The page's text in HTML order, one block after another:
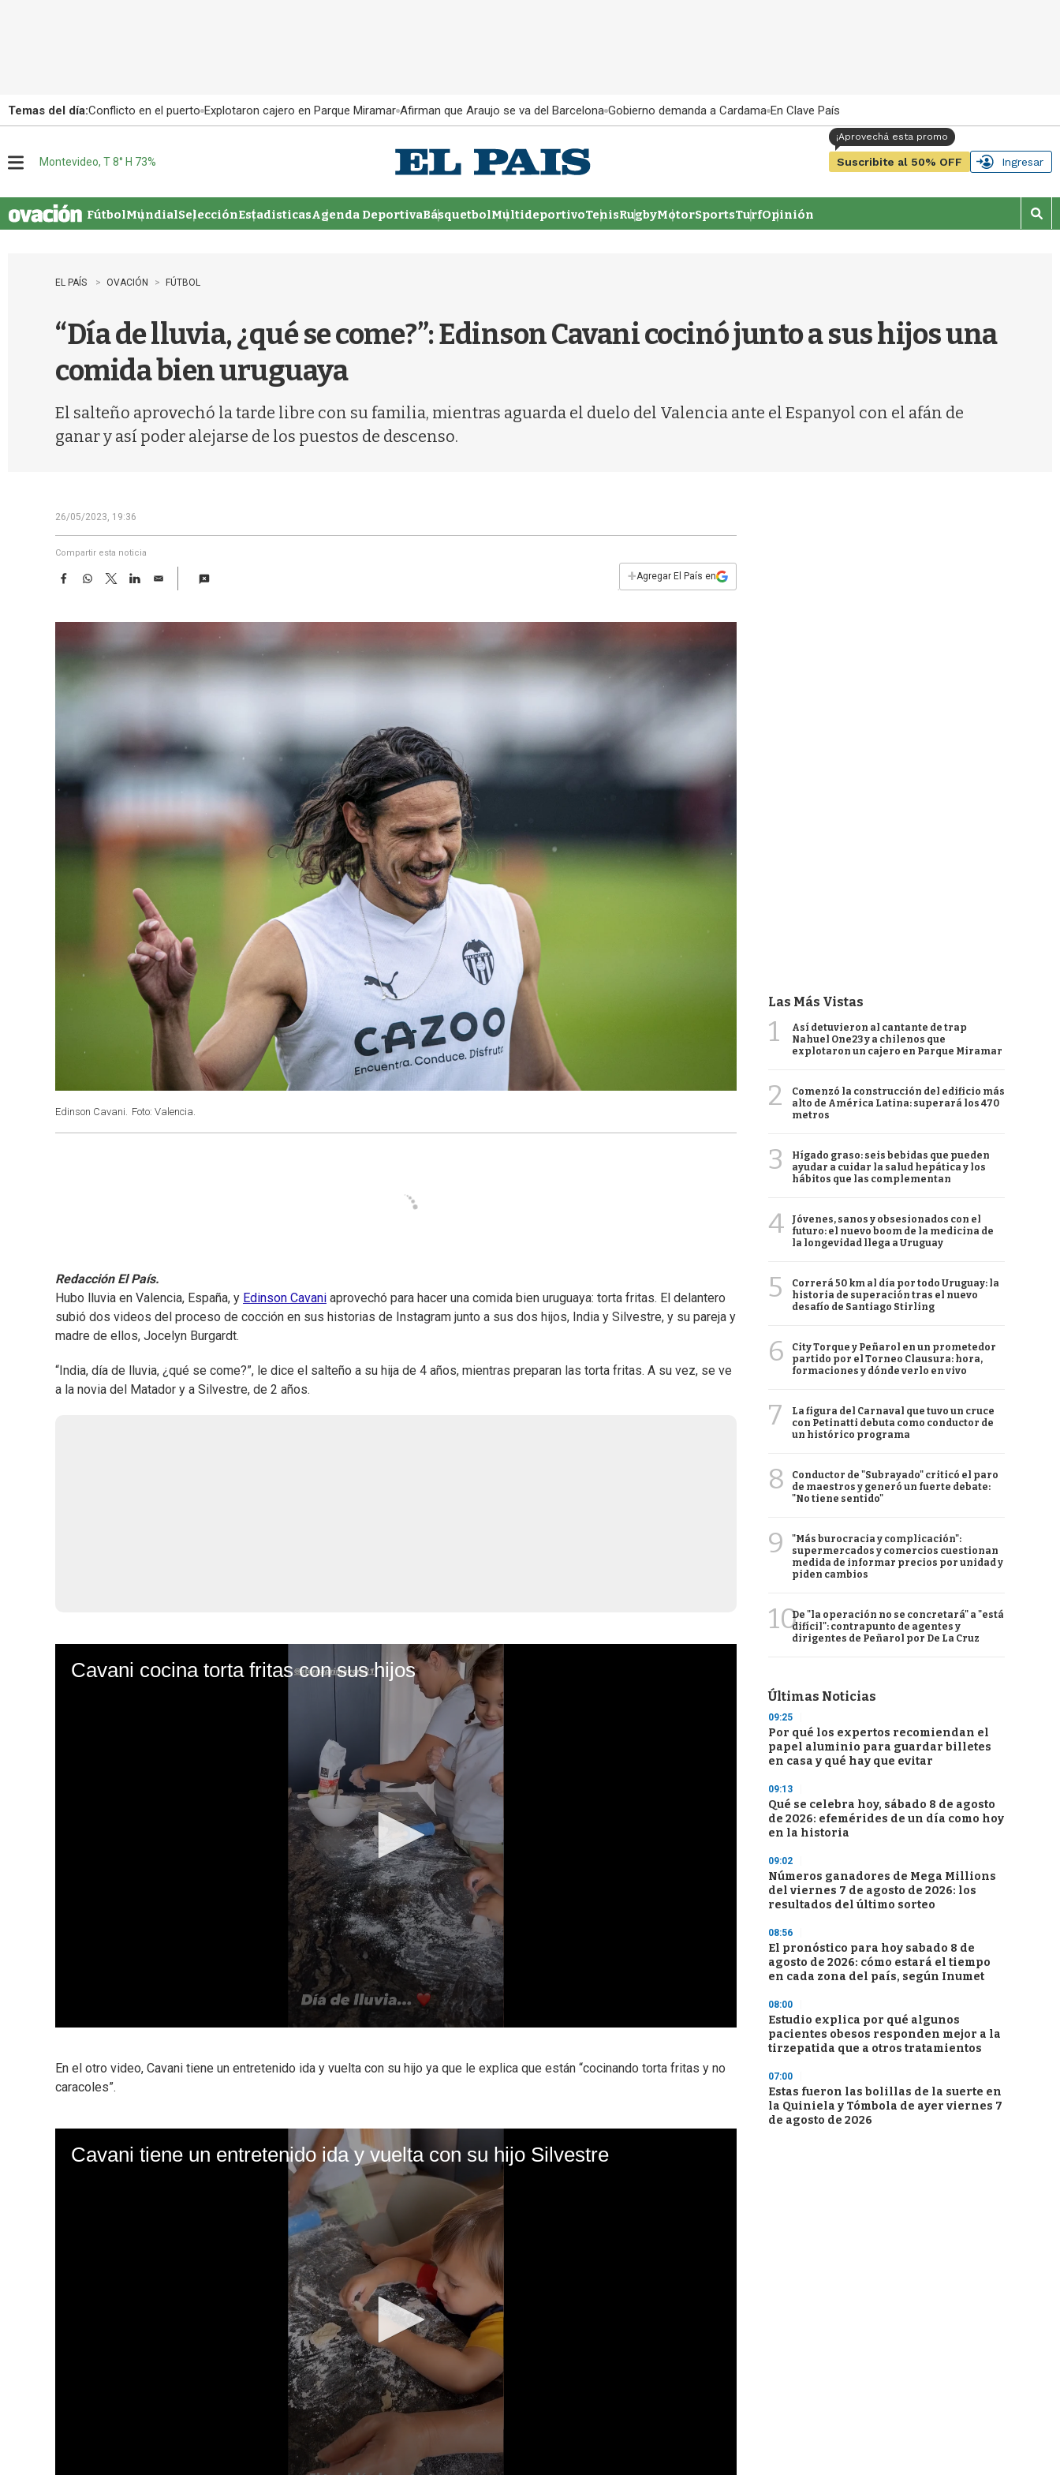
Temas del día:Conflicto en el puerto Explotaron cajero en Parque Miramar Afirman que Araujo se va del Barcelona Gobierno demanda a Cardama En Clave País
u
Montevideo, T 8° H 73% Suscribite al 50% OFF Ingresar
FútbolMundialSelecciónEstadisticasAgenda DeportivaBásquetbolMultideportivoTenisRugbyMotorSportsTurfOpinión
M
o
EL PAÍS OVACIÓN FÚTBOL
“Día de lluvia, ¿qué se come?”: Edinson Cavani cocinó junto a sus hijos una
comida bien uruguaya
El salteño aprovechó la tarde libre con su familia, mientras aguarda el duelo del Valencia ante el Espanyol con el afán de
ganar y así poder alejarse de los puestos de descenso.
26/05/2023, 19:36
Compartir esta noticia
F
e
k
W
t
T
w
t
e
r
L
k
I
E
i
l
+Agregar El País en
Edinson Cavani. Foto: Valencia.
Redacción El País.
Hubo lluvia en Valencia, España, y Edinson Cavani aprovechó para hacer una comida bien uruguaya: torta fritas. El delantero
subió dos videos del proceso de cocción en sus historias de Instagram junto a sus dos hijos, India y Silvestre, y su pareja y
madre de ellos, Jocelyn Burgardt.
“India, día de lluvia, ¿qué se come?”, le dice el salteño a su hija de 4 años, mientras preparan las torta fritas. A su vez, se ve
a la novia del Matador y a Silvestre, de 2 años.
En el otro video, Cavani tiene un entretenido ida y vuelta con su hijo ya que le explica que están “cocinando torta fritas y no
caracoles”.
Las Más Vistas
1
Así detuvieron al cantante de trap
Nahuel One23 y a chilenos que
explotaron un cajero en Parque Miramar
2
Comenzó la construcción del edificio más
alto de América Latina: superará los 470
metros
3
Hígado graso: seis bebidas que pueden
ayudar a cuidar la salud hepática y los
hábitos que las complementan
4
Jóvenes, sanos y obsesionados con el
futuro: el nuevo boom de la medicina de
la longevidad llega a Uruguay
5
Correrá 50 km al día por todo Uruguay: la
historia de superación tras el nuevo
desafío de Santiago Stirling
6
City Torque y Peñarol en un prometedor
partido por el Torneo Clausura: hora,
formaciones y dónde verlo en vivo
7
La figura del Carnaval que tuvo un cruce
con Petinatti debuta como conductor de
un histórico programa
8
Conductor de "Subrayado" criticó el paro
de maestros y generó un fuerte debate:
"No tiene sentido"
9
"Más burocracia y complicación":
supermercados y comercios cuestionan
medida de informar precios por unidad y
piden cambios
10De "la operación no se concretará" a "está
difícil": contrapunto de agentes y
dirigentes de Peñarol por De La Cruz
Últimas Noticias
09:25
Por qué los expertos recomiendan el
papel aluminio para guardar billetes
en casa y qué hay que evitar
09:13
Qué se celebra hoy, sábado 8 de agosto
de 2026: efemérides de un día como hoy
en la historia
09:02
Números ganadores de Mega Millions
del viernes 7 de agosto de 2026: los
resultados del último sorteo
08:56
El pronóstico para hoy sabado 8 de
agosto de 2026: cómo estará el tiempo
en cada zona del país, según Inumet
08:00
Estudio explica por qué algunos
pacientes obesos responden mejor a la
tirzepatida que a otros tratamientos
07:00
Estas fueron las bolillas de la suerte en
la Quiniela y Tómbola de ayer viernes 7
de agosto de 2026